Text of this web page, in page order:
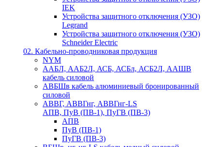
IEK
Устройства защитного отключения (УЗО)
Legrand
Устройства защитного отключения (УЗО)
Schneider Electric
02. Кабельно-проводниковая продукция
NYM
ААБЛ, ААБ2Л, АСБ, АСБл, АСБ2Л, ААШВ
кабель силовой
АВБШв кабель алюминиевый бронированный
силовой
АВВГ, АВВГнг, АВВГнг-LS
АПВ, ПуВ (ПВ-1), ПуГВ (ПВ-3)
АПВ
ПуВ (ПВ-1)
ПуГВ (ПВ-3)